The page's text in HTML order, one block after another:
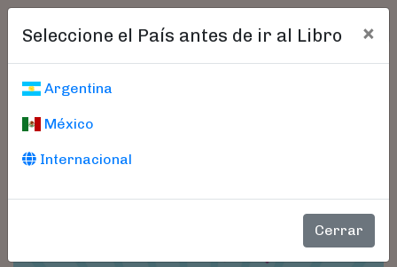
Seleccione el País antes de ir al Libro ×
Argentina
México
Internacional
Cerrar